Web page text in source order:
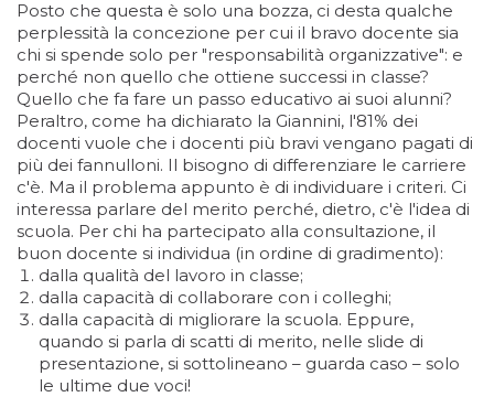
Posto che questa è solo una bozza, ci desta qualche
perplessità la concezione per cui il bravo docente sia
chi si spende solo per "responsabilità organizzative": e
perché non quello che ottiene successi in classe?
Quello che fa fare un passo educativo ai suoi alunni?
Peraltro, come ha dichiarato la Giannini, l'81% dei
docenti vuole che i docenti più bravi vengano pagati di
più dei fannulloni. Il bisogno di differenziare le carriere
c'è. Ma il problema appunto è di individuare i criteri. Ci
interessa parlare del merito perché, dietro, c'è l'idea di
scuola. Per chi ha partecipato alla consultazione, il
buon docente si individua (in ordine di gradimento):
dalla qualità del lavoro in classe;
dalla capacità di collaborare con i colleghi;
dalla capacità di migliorare la scuola. Eppure,
quando si parla di scatti di merito, nelle slide di
presentazione, si sottolineano – guarda caso – solo
le ultime due voci!